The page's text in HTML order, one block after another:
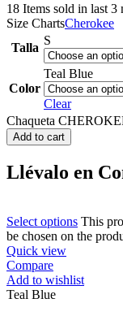
18 Items sold in last 3
Size ChartsCherokee
Talla
S
Color
Teal Blue
Clear
Chaqueta
Add to cart
Llévalo en
Select options This
be chosen on the
Quick view
Compare
Add to wishlist
Teal Blue